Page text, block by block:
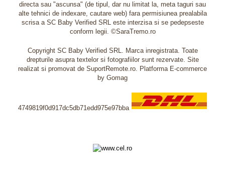
directa sau "ascunsa" (de tipul, dar nu limitat la, meta taguri sau
alte tehnici de indexare, cautare web) fara permisiunea prealabila
scrisa a SC Baby Verified SRL este interzisa si se pedepseste
conform legii. ©SaraTremo.ro
Copyright SC Baby Verified SRL. Marca inregistrata. Toate
drepturile asupra textelor si fotografiilor sunt rezervate. Site
realizat si promovat de SuportRemote.ro. Platforma E-commerce
by Gomag
4749819f0d917dc5db71edd975e97bba